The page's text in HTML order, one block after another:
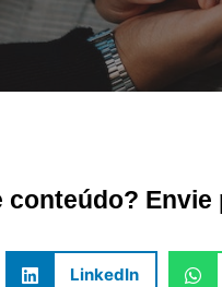
conteúdo?
LinkedIn